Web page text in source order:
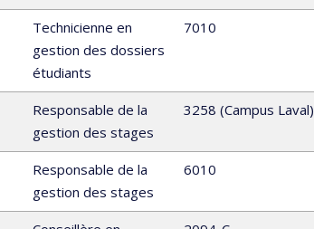
Technicienne en
gestion des dossiers
étudiants
7010
Responsable de la
gestion des stages
3258 (Campus Laval)
Responsable de la
gestion des stages
6010